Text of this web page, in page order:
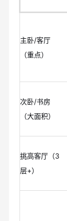
主卧/客厅
（重点）
次卧/书房
（大面积）
挑高客厅（3
层+）